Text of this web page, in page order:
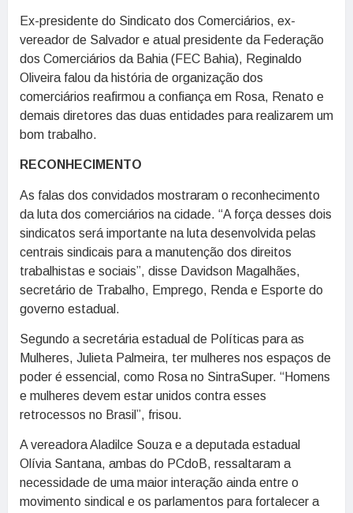
Ex-presidente do Sindicato dos Comerciários, ex-
vereador de Salvador e atual presidente da Federação
dos Comerciários da Bahia (FEC Bahia), Reginaldo
Oliveira falou da história de organização dos
comerciários reafirmou a confiança em Rosa, Renato e
demais diretores das duas entidades para realizarem um
bom trabalho.
RECONHECIMENTO
As falas dos convidados mostraram o reconhecimento
da luta dos comerciários na cidade. “A força desses dois
sindicatos será importante na luta desenvolvida pelas
centrais sindicais para a manutenção dos direitos
trabalhistas e sociais”, disse Davidson Magalhães,
secretário de Trabalho, Emprego, Renda e Esporte do
governo estadual.
Segundo a secretária estadual de Políticas para as
Mulheres, Julieta Palmeira, ter mulheres nos espaços de
poder é essencial, como Rosa no SintraSuper. “Homens
e mulheres devem estar unidos contra esses
retrocessos no Brasil”, frisou.
A vereadora Aladilce Souza e a deputada estadual
Olívia Santana, ambas do PCdoB, ressaltaram a
necessidade de uma maior interação ainda entre o
movimento sindical e os parlamentos para fortalecer a